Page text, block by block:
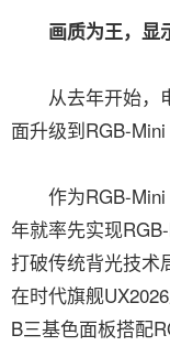
画质为王，显
从去年开始，电
面升级到RGB-Mini
作为RGB-Mini
年就率先实现
打破传统背光技术
在时代旗舰
B三基色面板搭配